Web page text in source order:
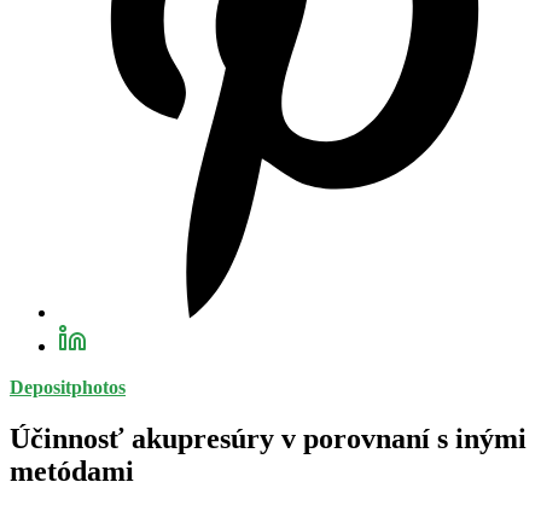
Depositphotos
Účinnosť akupresúry v porovnaní s inými
metódami